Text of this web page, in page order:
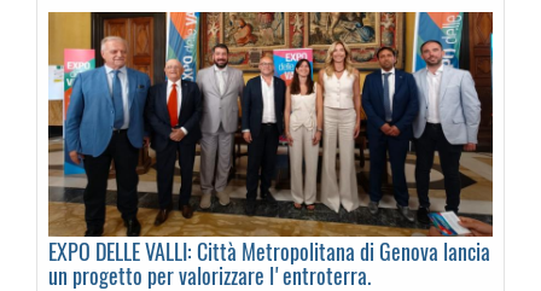
EXPO DELLE VALLI: Città Metropolitana di Genova lancia
un progetto per valorizzare l'entroterra.